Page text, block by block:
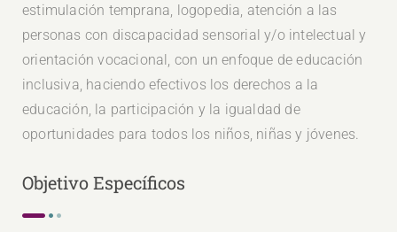
estimulación temprana, logopedia, atención a las
personas con discapacidad sensorial y/o intelectual y
orientación vocacional, con un enfoque de educación
inclusiva, haciendo efectivos los derechos a la
educación, la participación y la igualdad de
oportunidades para todos los niños, niñas y jóvenes.
Objetivo Específicos